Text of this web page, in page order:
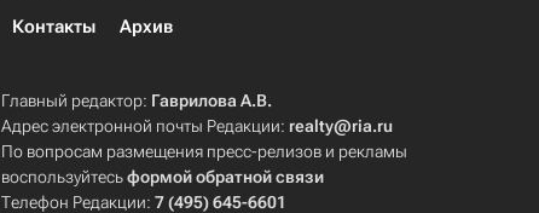
Контакты Архив
Главный редактор: Гаврилова А.В.
Адрес электронной почты Редакции: realty@ria.ru
По вопросам размещения пресс-релизов и рекламы
воспользуйтесьформой обратной связи
Телефон Редакции:7 (495) 645-6601